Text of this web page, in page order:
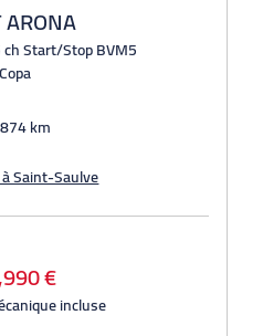
ARONA
ch Start/Stop BVM5
Copa
km
Saint-Saulve
€
incluse